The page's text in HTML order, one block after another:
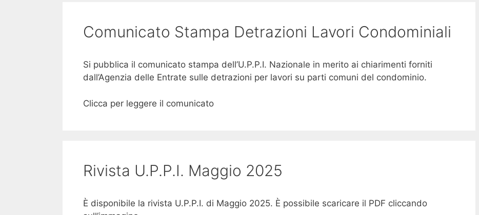
Comunicato Stampa Detrazioni Lavori Condominiali
Si pubblica il comunicato stampa dell’U.P.P.I. Nazionale in merito ai chiarimenti forniti
dall’Agenzia delle Entrate sulle detrazioni per lavori su parti comuni del condominio.
Clicca per leggere il comunicato
Rivista U.P.P.I. Maggio 2025
È disponibile la rivista U.P.P.I. di Maggio 2025. È possibile scaricare il PDF cliccando